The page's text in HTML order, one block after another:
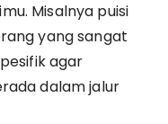
Misalnya puisi
yang sangat
agar
dalam jalur